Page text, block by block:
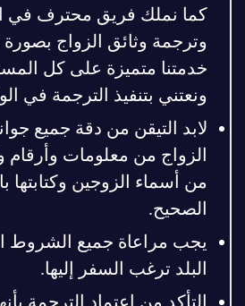
كما نملك فريق محترف في
وترجمة وثائق الزواج
خدمتنا متميزة على كل
ونعتني بتنفيذ الترجمة في
لابد التيقن من دقة جميع
الزواج من معلومات وأرقام
من أسماء الزوجين وكتابتها
الصحيح.
يجب مراعاة جميع الشروط
البلد ترغب السفر إليها.
التأكد من اعتماد الترجمة